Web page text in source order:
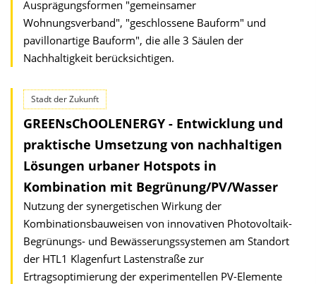
Ausprägungsformen "gemeinsamer
Wohnungsverband", "geschlossene Bauform" und
pavillonartige Bauform", die alle 3 Säulen der
Nachhaltigkeit berücksichtigen.
Stadt der Zukunft
GREENsChOOLENERGY - Entwicklung und
praktische Umsetzung von nachhaltigen
Lösungen urbaner Hotspots in
Kombination mit Begrünung/PV/Wasser
Nutzung der synergetischen Wirkung der
Kombinationsbauweisen von innovativen Photovoltaik-
Begrünungs- und Bewässerungssystemen am Standort
der HTL1 Klagenfurt Lastenstraße zur
Ertragsoptimierung der experimentellen PV-Elemente